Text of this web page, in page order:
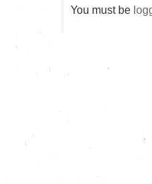
You must be